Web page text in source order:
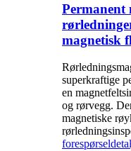
magnetisk
superkraftige
en
og rørvegg.
magnetiske
forespørsel